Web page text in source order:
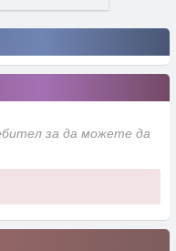
за да можете да